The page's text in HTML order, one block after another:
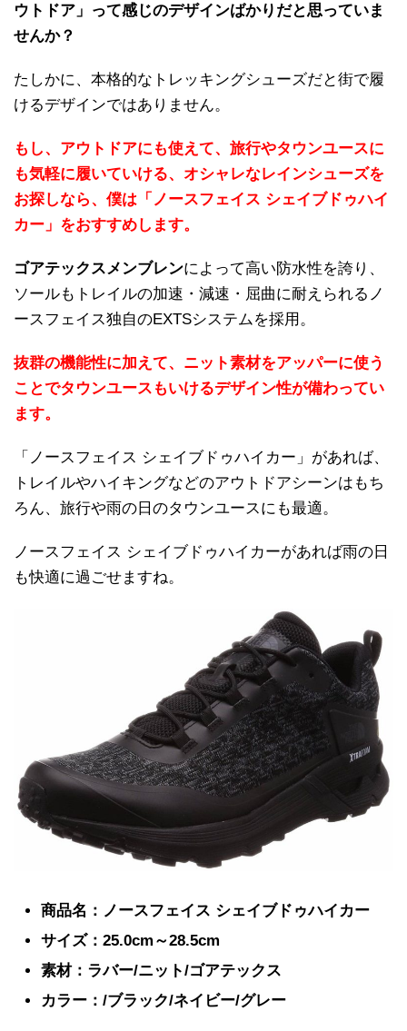
ウトドア」って感じのデザインばかりだと思っていま
せんか？
たしかに、本格的なトレッキングシューズだと街で履
けるデザインではありません。
もし、アウトドアにも使えて、旅行やタウンユースに
も気軽に履いていける、オシャレなレインシューズを
お探しなら、僕は「ノースフェイス シェイブドゥハイ
カー」をおすすめします。
ゴアテックスメンブレンによって高い防水性を誇り、
ソールもトレイルの加速・減速・屈曲に耐えられるノ
ースフェイス独自のEXTSシステムを採用。
抜群の機能性に加えて、ニット素材をアッパーに使う
ことでタウンユースもいけるデザイン性が備わってい
ます。
「ノースフェイス シェイブドゥハイカー」があれば、
トレイルやハイキングなどのアウトドアシーンはもち
ろん、旅行や雨の日のタウンユースにも最適。
ノースフェイス シェイブドゥハイカーがあれば雨の日
も快適に過ごせますね。
商品名：ノースフェイス シェイブドゥハイカー
サイズ：25.0cm～28.5cm
素材：ラバー/ニット/ゴアテックス
カラー：/ブラック/ネイビー/グレー